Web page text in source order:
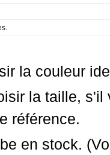
la couleur
la taille,
référence.
en stock.